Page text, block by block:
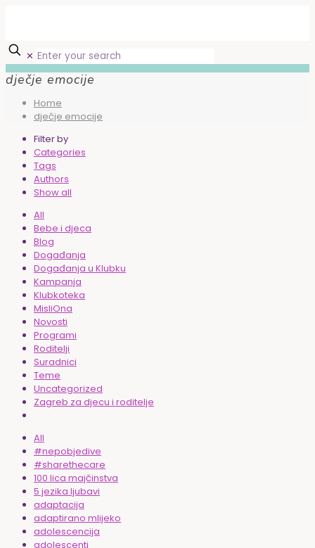
✕
dječje emocije
Home
dječje emocije
Filter by
Categories
Tags
Authors
Show all
All
Bebe i djeca
Blog
Događanja
Događanja u Klubku
Kampanja
Klubkoteka
MisliOna
Novosti
Programi
Roditelji
Suradnici
Teme
Uncategorized
Zagreb za djecu i roditelje
All
#nepobjedive
#sharethecare
100 lica majčinstva
5 jezika ljubavi
adaptacija
adaptirano mlijeko
adolescencija
adolescenti